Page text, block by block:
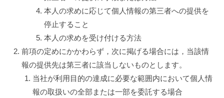
本人の求めに応じて個人情報の第三者への提供を
停止すること
本人の求めを受け付ける方法
前項の定めにかかわらず，次に掲げる場合には，当該情
報の提供先は第三者に該当しないものとします。
当社が利用目的の達成に必要な範囲内において個人情
報の取扱いの全部または一部を委託する場合